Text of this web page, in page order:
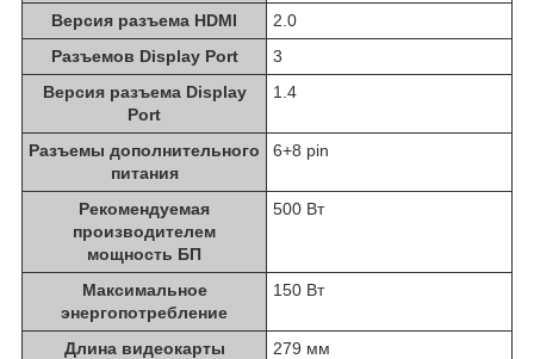
Версия разъема HDMI
2.0
Разъемов Display Port
3
Версия разъема Display
Port
1.4
Разъемы дополнительного
питания
6+8 pin
Рекомендуемая
производителем
мощность БП
500 Вт
Максимальное
энергопотребление
150 Вт
Длина видеокарты
279 мм